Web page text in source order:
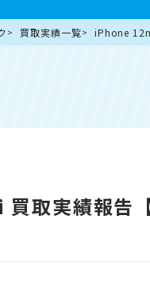
買取実績一覧 iPhone
取実績報告【